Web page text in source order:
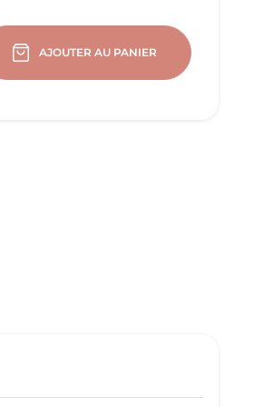
AJOUTER AU PANIER